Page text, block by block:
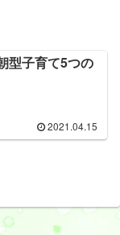
型子育て5つの
2021.04.15